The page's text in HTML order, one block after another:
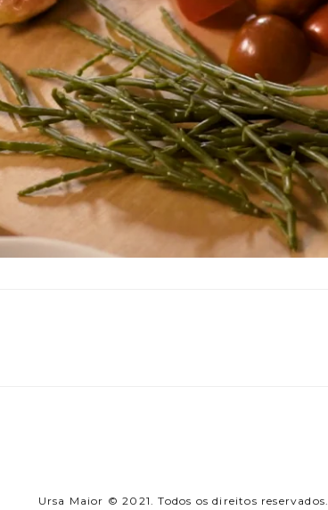
Ursa Maior © 2021. Todos os direitos reservados.